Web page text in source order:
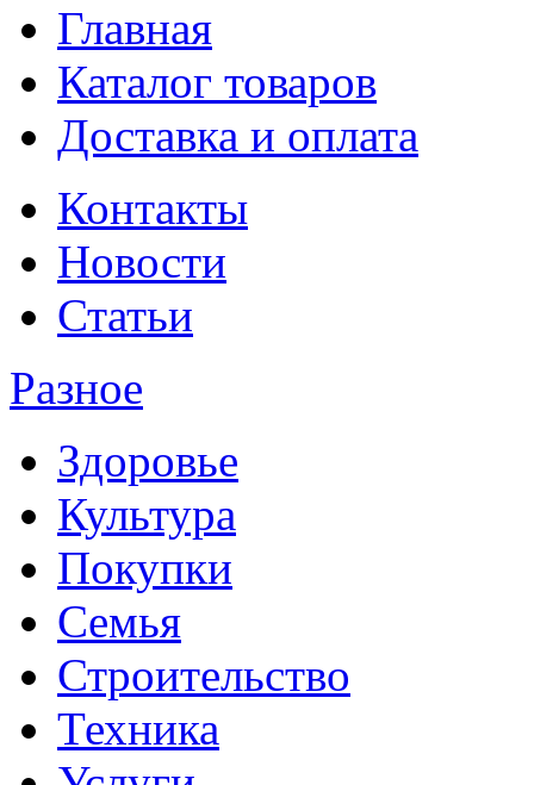
Главная
Каталог товаров
Доставка и оплата
Контакты
Новости
Статьи
Разное
Здоровье
Культура
Покупки
Семья
Строительство
Техника